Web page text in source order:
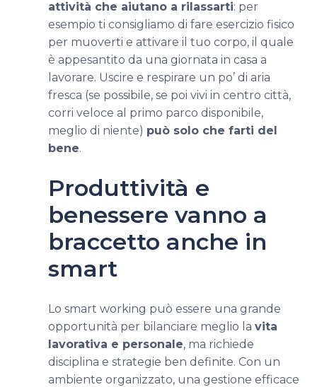
attività che aiutano a rilassarti: per
esempio ti consigliamo di fare esercizio fisico
per muoverti e attivare il tuo corpo, il quale
è appesantito da una giornata in casa a
lavorare. Uscire e respirare un po’ di aria
fresca (se possibile, se poi vivi in centro città,
corri veloce al primo parco disponibile,
meglio di niente) può solo che farti del
bene.
Produttività e
benessere vanno a
braccetto anche in
smart
Lo smart working può essere una grande
opportunità per bilanciare meglio la vita
lavorativa e personale, ma richiede
disciplina e strategie ben definite. Con un
ambiente organizzato, una gestione efficace